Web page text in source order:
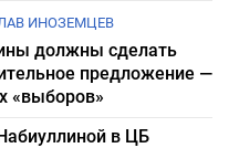
ИНОЗЕМЦЕВ
должны сделать
предложение —
«выборов»
в ЦБ